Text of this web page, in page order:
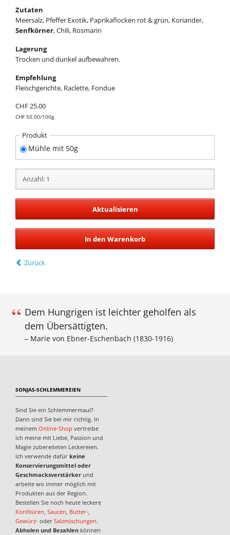
Zutaten
Meersalz, Pfeffer Exotik, Paprikaflocken rot & grün, Koriander,
Senfkörner, Chili, Rosmarin
Lagerung
Trocken und dunkel aufbewahren.
Empfehlung
Fleischgerichte, Raclette, Fondue
CHF25.00
CHF50.00/100g
Pflichtfeld
Produkt
Mühle mit 50g
Zurück
Dem Hungrigen ist leichter geholfen als
dem Übersättigten.
Marie von Ebner-Eschenbach (1830-1916)
SONJAS-SCHLEMMEREIEN
Sind Sie ein Schlemmermaul?
Dann sind Sie bei mir richtig. In
meinem Online-Shop vertreibe
ich meine mit Liebe, Passion und
Magie zubereiteten Leckereien.
Ich verwende dafür keine
Konservierungsmittel oder
Geschmacksverstärkerund
arbeite wo immer möglich mit
Produkten aus der Region.
Bestellen Sie noch heute leckere
Konfitüren, Saucen, Butter-,
Gewürz- oder Salzmischungen.
Abholen und Bezahlenkönnen